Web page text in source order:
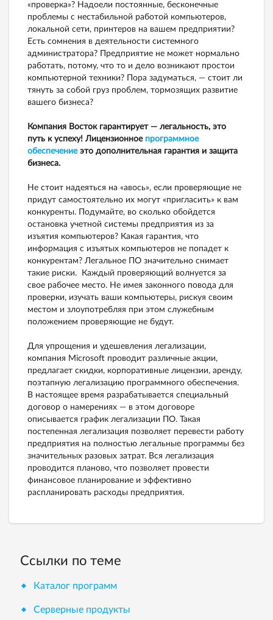
«проверка»? Надоели постоянные, бесконечные
проблемы с нестабильной работой компьютеров,
локальной сети, принтеров на вашем предприятии?
Есть сомнения в деятельности системного
администратора? Предприятие не может нормально
работать, потому, что то и дело возникают простои
компьютерной техники? Пора задуматься, — стоит ли
тянуть за собой груз проблем, тормозящих развитие
вашего бизнеса?
Компания Восток гарантирует — легальность, это
путь к успеху! Лицензионное программное
обеспечение это дополнительная гарантия и защита
бизнеса.
Не стоит надеяться на «авось», если проверяющие не
придут самостоятельно их могут «пригласить» к вам
конкуренты. Подумайте, во сколько обойдется
остановка учетной системы предприятия из за
изъятия компьютеров? Какая гарантия, что
информация с изъятых компьютеров не попадет к
конкурентам? Легальное ПО значительно снимает
такие риски. Каждый проверяющий волнуется за
свое рабочее место. Не имея законного повода для
проверки, изучать ваши компьютеры, рискуя своим
местом и злоупотребляя при этом служебным
положением проверяющие не будут.
Для упрощения и удешевления легализации,
компания Microsoft проводит различные акции,
предлагает скидки, корпоративные лицензии, аренду,
поэтапную легализацию программного обеспечения.
В настоящее время разрабатывается специальный
договор о намерениях — в этом договоре
описывается график легализации ПО. Такая
постепенная легализация позволяет перевести работу
предприятия на полностью легальные программы без
значительных разовых затрат. Вся легализация
проводится планово, что позволяет провести
финансовое планирование и эффективно
распланировать расходы предприятия.
Ссылки по теме
Каталог программ
Серверные продукты